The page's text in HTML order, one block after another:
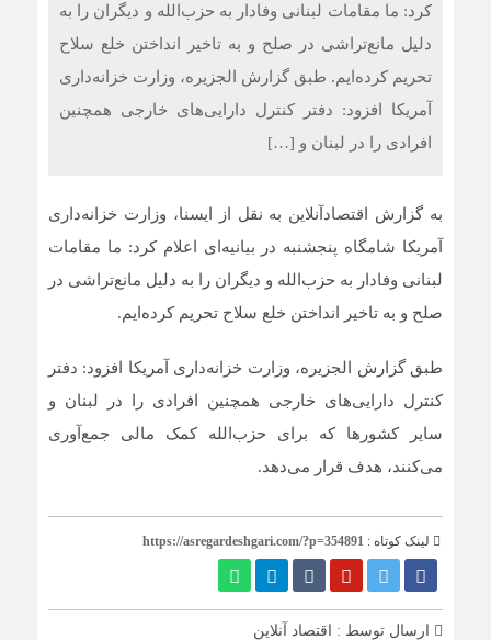
کرد: ما مقامات لبنانی وفادار به حزب‌الله و دیگران را به
دلیل مانع‌تراشی در صلح و به تاخیر انداختن خلع سلاح
تحریم کرده‌ایم. طبق گزارش الجزیره، وزارت خزانه‌داری
آمریکا افزود: دفتر کنترل دارایی‌های خارجی همچنین
افرادی را در لبنان و […]
به گزارش اقتصادآنلاین به نقل از ایسنا، وزارت خزانه‌داری
آمریکا شامگاه پنجشنبه در بیانیه‌ای اعلام کرد: ما مقامات
لبنانی وفادار به حزب‌الله و دیگران را به دلیل مانع‌تراشی در
صلح و به تاخیر انداختن خلع سلاح تحریم کرده‌ایم.
طبق گزارش الجزیره، وزارت خزانه‌داری آمریکا افزود: دفتر
کنترل دارایی‌های خارجی همچنین افرادی را در لبنان و
سایر کشور‌ها که برای حزب‌الله کمک مالی جمع‌آوری
می‌کنند، هدف قرار می‌دهد.
لینک کوتاه : https://asregardeshgari.com/?p=354891
ارسال توسط : اقتصاد آنلاین